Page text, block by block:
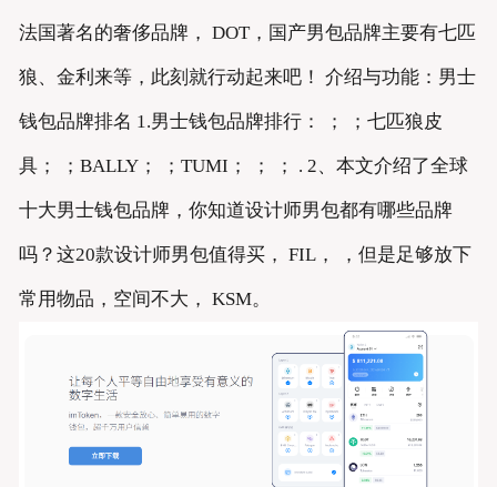
法国著名的奢侈品牌， DOT，国产男包品牌主要有七匹
狼、金利来等，此刻就行动起来吧！ 介绍与功能：男士
钱包品牌排名 1.男士钱包品牌排行： ； ；七匹狼皮
具； ；BALLY； ；TUMI； ； ； . 2、本文介绍了全球
十大男士钱包品牌，你知道设计师男包都有哪些品牌
吗？这20款设计师男包值得买， FIL， ，但是足够放下
常用物品，空间不大， KSM。